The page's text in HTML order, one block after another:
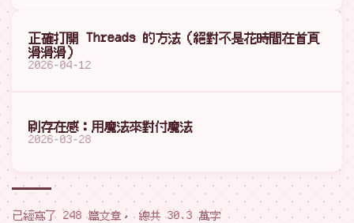
正確打開 Threads 的方法（絕對不是花時間在首頁
滑滑滑）
2026-04-12
刷存在感：用魔法來對付魔法
2026-03-28
已經寫了 248 篇文章， 總共 30.3 萬字